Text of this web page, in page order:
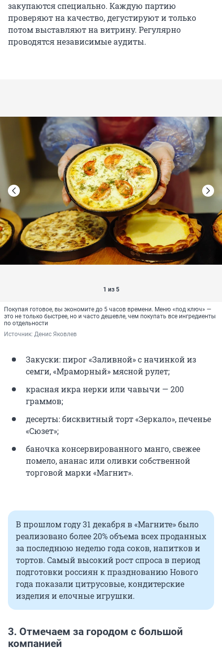
закупаются специально. Каждую партию
проверяют на качество, дегустируют и только
потом выставляют на витрину. Регулярно
проводятся независимые аудиты.
1 из 5
Покупая готовое, вы экономите до 5 часов времени. Меню «под ключ» —
это не только быстрее, но и часто дешевле, чем покупать все ингредиенты
по отдельности
Источник: Денис Яковлев
Закуски: пирог «Заливной» с начинкой из
семги, «Мраморный» мясной рулет;
красная икра нерки или чавычи — 200
граммов;
десерты: бисквитный торт «Зеркало», печенье
«Сюзет»;
баночка консервированного манго, свежее
помело, ананас или оливки собственной
торговой марки «Магнит».
В прошлом году 31 декабря в «Магните» было
реализовано более 20% объема всех проданных
за последнюю неделю года соков, напитков и
тортов. Самый высокий рост спроса в период
подготовки россиян к празднованию Нового
года показали цитрусовые, кондитерские
изделия и елочные игрушки.
3. Отмечаем за городом с большой
компанией